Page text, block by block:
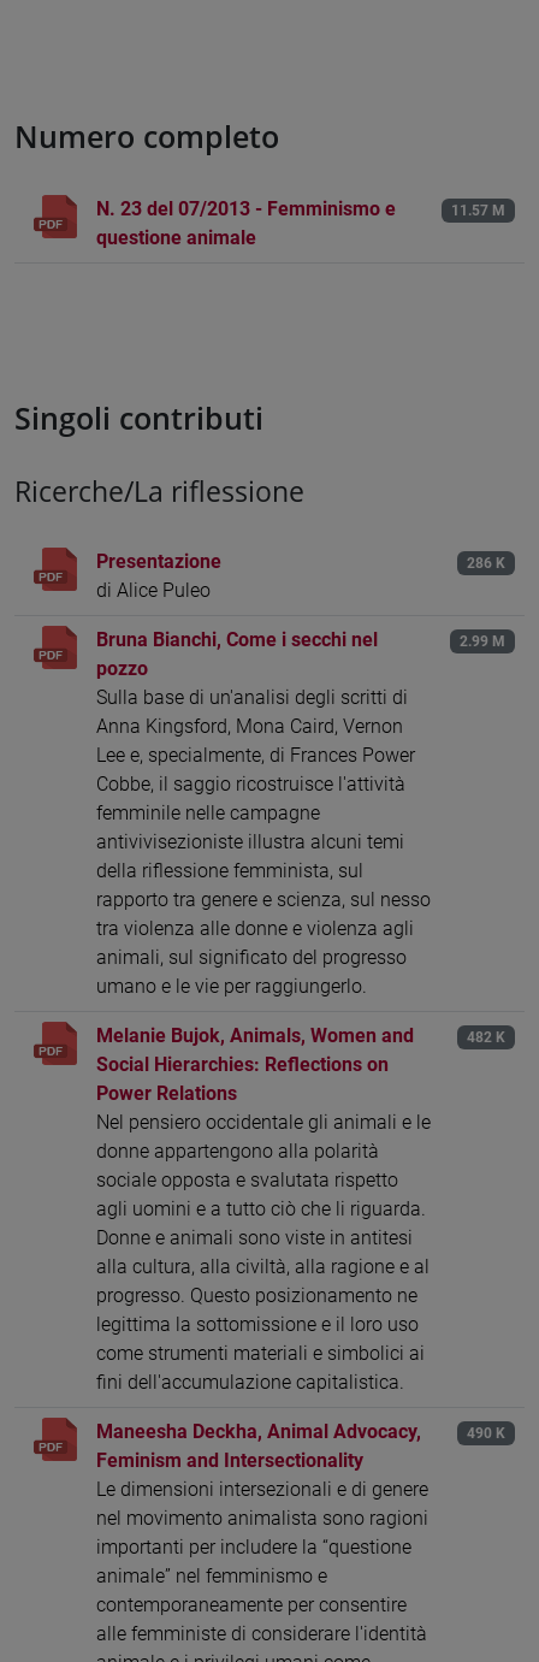
Numero completo
N. 23 del 07/2013 - Femminismo e
questione animale
11.57 M
Singoli contributi
Ricerche/La riflessione
Presentazione
di Alice Puleo
286 K
Bruna Bianchi, Come i secchi nel
pozzo
Sulla base di un'analisi degli scritti di
Anna Kingsford, Mona Caird, Vernon
Lee e, specialmente, di Frances Power
Cobbe, il saggio ricostruisce l'attività
femminile nelle campagne
antivivisezioniste illustra alcuni temi
della riflessione femminista, sul
rapporto tra genere e scienza, sul nesso
tra violenza alle donne e violenza agli
animali, sul significato del progresso
umano e le vie per raggiungerlo.
2.99 M
Melanie Bujok, Animals, Women and
Social Hierarchies: Reflections on
Power Relations
Nel pensiero occidentale gli animali e le
donne appartengono alla polarità
sociale opposta e svalutata rispetto
agli uomini e a tutto ciò che li riguarda.
Donne e animali sono viste in antitesi
alla cultura, alla civiltà, alla ragione e al
progresso. Questo posizionamento ne
legittima la sottomissione e il loro uso
come strumenti materiali e simbolici ai
fini dell'accumulazione capitalistica.
482 K
Maneesha Deckha, Animal Advocacy,
Feminism and Intersectionality
Le dimensioni intersezionali e di genere
nel movimento animalista sono ragioni
importanti per includere la “questione
animale” nel femminismo e
contemporaneamente per consentire
alle femministe di considerare l'identità
490 K